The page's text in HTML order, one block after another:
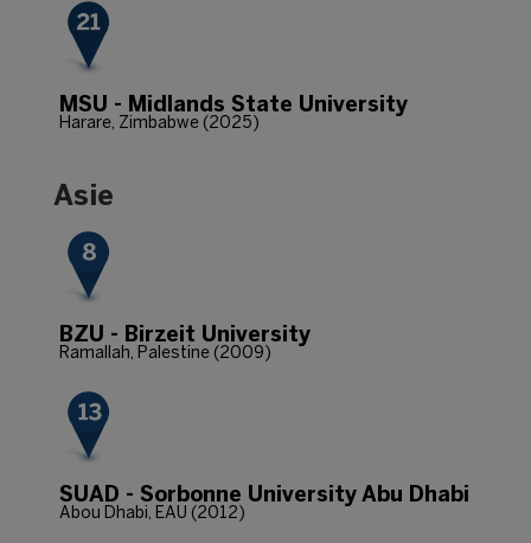
MSU - Midlands State University
Harare, Zimbabwe (2025)
Asie
BZU - Birzeit University
Ramallah, Palestine (2009)
SUAD - Sorbonne University Abu Dhabi
Abou Dhabi, EAU (2012)